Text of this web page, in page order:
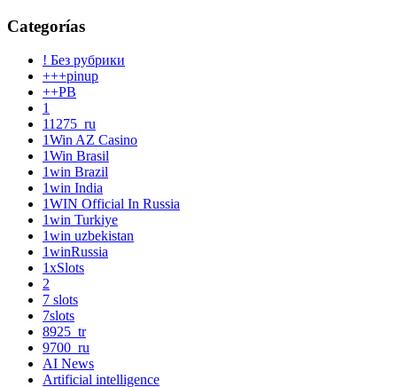
Categorías
! Без рубрики
+++pinup
++PB
1
11275_ru
1Win AZ Casino
1Win Brasil
1win Brazil
1win India
1WIN Official In Russia
1win Turkiye
1win uzbekistan
1winRussia
1xSlots
2
7 slots
7slots
8925_tr
9700_ru
AI News
Artificial intelligence